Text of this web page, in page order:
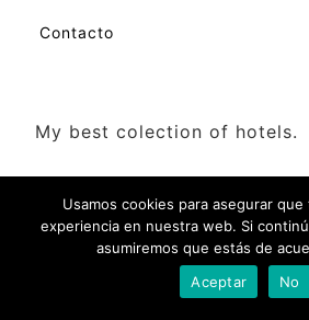
Contacto
My best colection of hotels.
Usamos cookies para asegurar
experiencia en nuestra web. Si
asumiremos que estás de
Aceptar
No
Check